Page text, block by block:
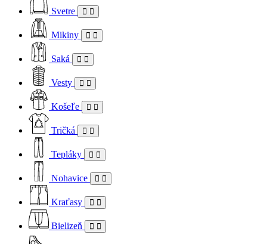
Svetre
Mikiny
Saká
Vesty
Košeľe
Tričká
Tepláky
Nohavice
Kraťasy
Bielizeň